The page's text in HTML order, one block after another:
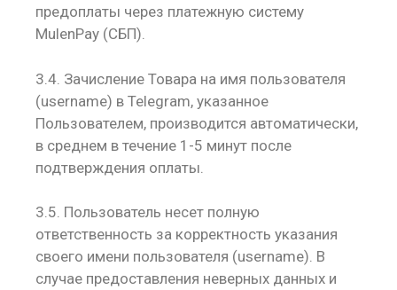
предоплаты через платежную систему
MulenPay (СБП).
3.4. Зачисление Товара на имя пользователя
(username) в Telegram, указанное
Пользователем, производится автоматически,
в среднем в течение 1-5 минут после
подтверждения оплаты.
3.5. Пользователь несет полную
ответственность за корректность указания
своего имени пользователя (username). В
случае предоставления неверных данных и